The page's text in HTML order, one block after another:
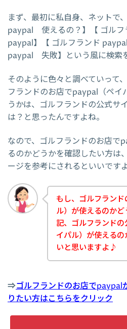
まず、最初に私自身、ネットで
paypal 使えるの？】【 ゴルフ
paypal】【 ゴルフランド
paypal 失敗】という風に検索
そのように色々と調べていって
フランドのお店でpaypal（ペイ
うかは、ゴルフランドの公式サ
は？と思ったんですよね。
なので、ゴルフランドのお店で
るのかどうかを確認したい方は
ージを参考にされるといいですよ
もし、ゴルフラン
ル）が使えるのか
記、ゴルフランド
イパル）が使える
いと思いますよ♪
⇒ゴルフランドのお店でpaypal
りたい方はこちらをクリック